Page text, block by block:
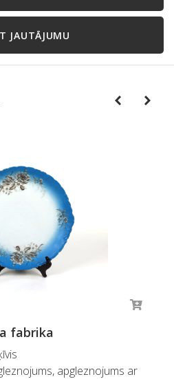
JAUTĀJUMU
PreviousNext
fabrika
apgleznojums ar